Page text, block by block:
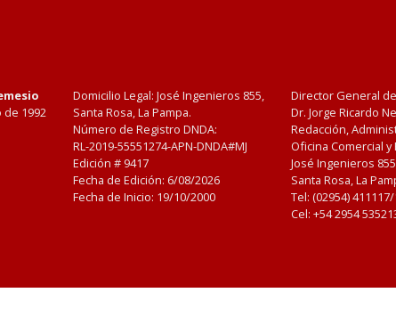
de 1992
Domicilio Legal: José Ingenieros 855,
Santa Rosa, La Pampa.
Número de Registro DNDA:
RL-2019-55551274-APN-DNDA#MJ
Edición # 9417
Fecha de Edición: 6/08/2026
Fecha de Inicio: 19/10/2000
Director General
Dr. Jorge Ricardo
Redacción,
Oficina Comercial
José Ingenieros
Santa Rosa, La
Tel: (02954)
Cel: +54 2954